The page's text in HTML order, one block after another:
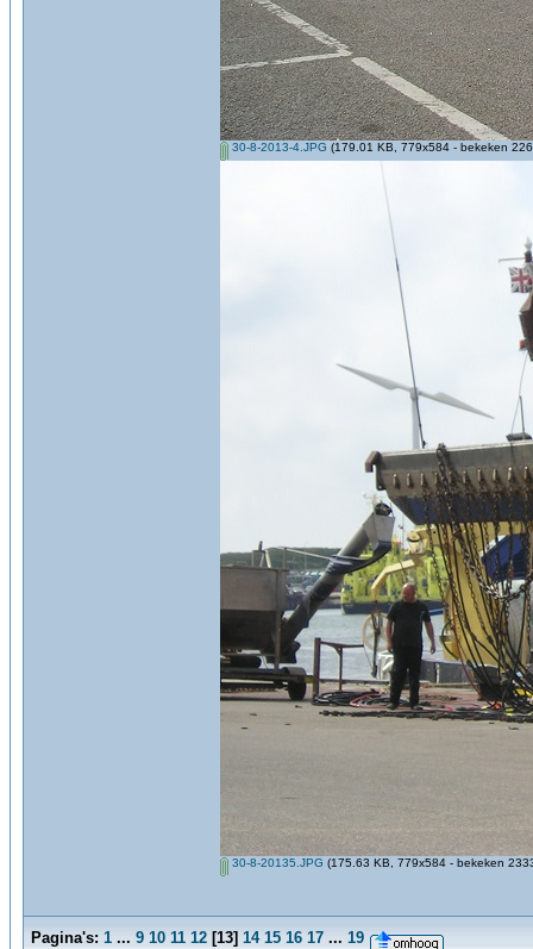
30-8-2013-4.JPG (179.01 KB, 779x584 - bekeken
30-8-20135.JPG (175.63 KB, 779x584 - bekeken
Pagina's: 1 ... 9 10 11 12 [13] 14 15 16 17 ... 19